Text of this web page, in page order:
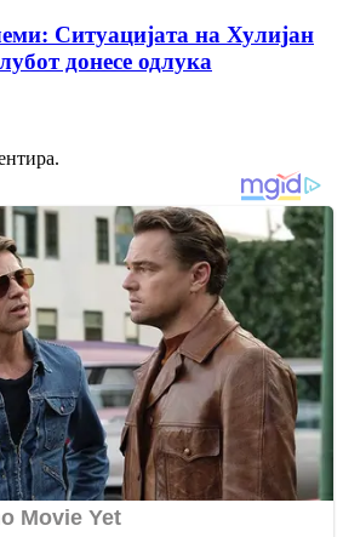
Ситуацијата на Хулијан
донесе одлука